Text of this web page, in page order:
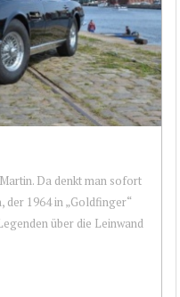
Da denkt man sofort
der 1964 in „Goldfinger“
über die Leinwand